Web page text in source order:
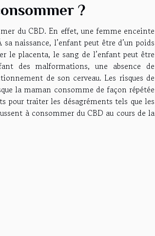
?
du CBD. En effet, une femme enceinte
naissance, l’enfant peut être d’un poids
le placenta, le sang de l’enfant peut être
des malformations, une absence de
de son cerveau. Les risques de
la maman consomme de façon répétée
pour traiter les désagréments tels que les
à consommer du CBD au cours de la